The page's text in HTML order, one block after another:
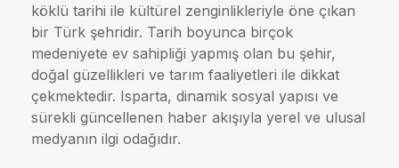
köklü tarihi ile kültürel zenginlikleriyle öne çıkan
bir Türk şehridir. Tarih boyunca birçok
medeniyete ev sahipliği yapmış olan bu şehir,
doğal güzellikleri ve tarım faaliyetleri ile dikkat
çekmektedir. Isparta, dinamik sosyal yapısı ve
sürekli güncellenen haber akışıyla yerel ve ulusal
medyanın ilgi odağıdır.